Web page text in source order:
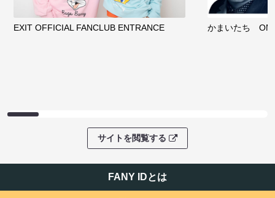
EXIT OFFICIAL FANCLUB ENTRANCE かまいたち
サイトを閲覧する
FANY IDとは